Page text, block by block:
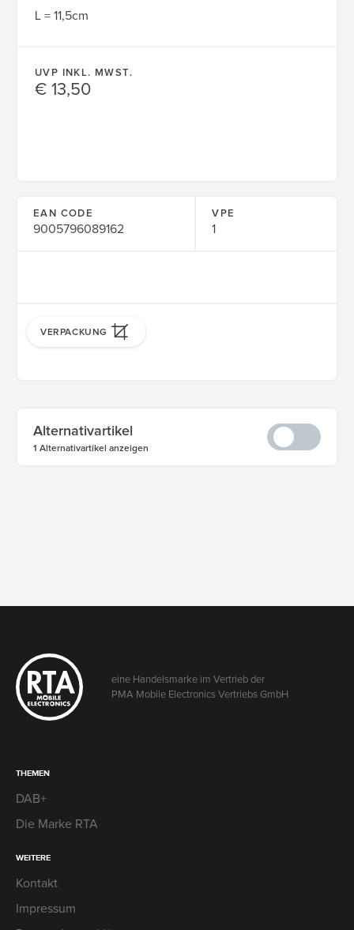
EAN CODE
9005796089162
VPE
1
VERPACKUNG
Alternativartikel
1 Alternativartikel anzeigen
L = 11,5cm
UVP INKL. MWST.
€ 13,50
eine Handelsmarke im Vertrieb der
PMA Mobile Electronics Vertriebs GmbH
THEMEN
DAB+
Die Marke RTA
WEITERE
Kontakt
Impressum